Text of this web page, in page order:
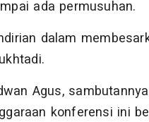
ada permusuhan.
dalam
Agus,
konferensi ini